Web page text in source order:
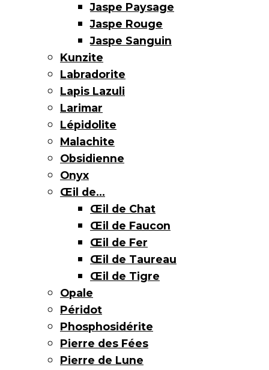
Jaspe Paysage
Jaspe Rouge
Jaspe Sanguin
Kunzite
Labradorite
Lapis Lazuli
Larimar
Lépidolite
Malachite
Obsidienne
Onyx
Œil de…
Œil de Chat
Œil de Faucon
Œil de Fer
Œil de Taureau
Œil de Tigre
Opale
Péridot
Phosphosidérite
Pierre des Fées
Pierre de Lune